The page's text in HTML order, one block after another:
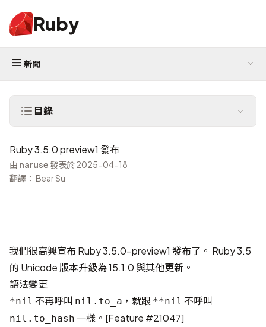
Ruby
新聞
目錄
Ruby 3.5.0 preview1 發布
由 naruse發表於 2025-04-18
翻譯： Bear Su
我們很高興宣布 Ruby 3.5.0-preview1 發布了。 Ruby 3.5
的 Unicode 版本升級為 15.1.0 與其他更新。
語法變更
*nil 不再呼叫 nil.to_a ，就跟 **nil 不呼叫
nil.to_hash 一樣。[Feature #21047]